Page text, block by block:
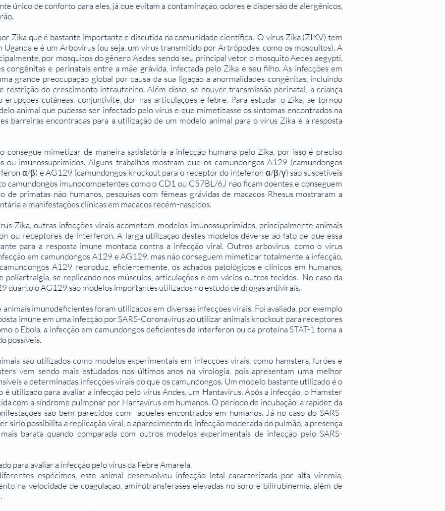
único de conforto para eles, já que evitam a contaminação, odores e dispersão de alergênicos,
Zika que é bastante importante e discutida na comunidade científica. O vírus Zika (ZIKV) tem
e é um Arbovírus (ou seja, um vírus transmitido por Artrópodes, como os mosquitos). A
por mosquitos do gênero Aedes, sendo seu principal vetor o mosquito Aedes aegypti.
congênitas e perinatais entre a mãe grávida, infectada pelo Zika e seu filho. As infecções em
grande preocupação global por causa da sua ligação a anormalidades congênitas, incluindo
restrição do crescimento intrauterino. Além disso, se houver transmissão perinatal, a criança
erupções cutâneas, conjuntivite, dor nas articulações e febre. Para estudar o Zika, se tornou
animal que pudesse ser infectado pelo vírus e que mimetizasse os sintomas encontrados na
barreiras encontradas para a utilização de um modelo animal para o vírus Zika é a resposta
consegue mimetizar de maneira satisfatória a infecção humana pelo Zika, por isso é preciso
imunossuprimidos. Alguns trabalhos mostram que os camundongos A129 (camundongos
α/β) e AG129 (camundongos knockout para o receptor do inteferon α/β/γ) são suscetíveis
camundongos imunocompetentes como o CD1 ou C57BL/6J não ficam doentes e conseguem
de primatas não humanos, pesquisas com fêmeas grávidas de macacos Rhesus mostraram a
e manifestações clínicas em macacos recém-nascidos.
Zika, outras infecções virais acometem modelos imunossuprimidos, principalmente animais
ou receptores de interferon. A larga utilização destes modelos deve-se ao fato de que essa
para a resposta imune montada contra a infecção viral. Outros arbovírus, como o vírus
em camundongos A129 e AG129, mas não conseguem mimetizar totalmente a infecção.
A129 reproduz, eficientemente, os achados patológicos e clínicos em humanos,
poliartralgia, se replicando nos músculos, articulações e em vários outros tecidos. No caso da
quanto o AG129 são modelos importantes utilizados no estudo de drogas antivirais.
imunodeficientes foram utilizados em diversas infecções virais. Foi avaliada, por exemplo
imune em uma infecção por SARS-Coronavírus ao utilizar animais knockout para receptores
o Ebola, a infecção em camundongos deficientes de interferon ou da proteína STAT-1 torna a
possíveis.
são utilizados como modelos experimentais em infecções virais, como hamsters, furões e
vem sendo mais estudados nos últimos anos na virologia, pois apresentam uma melhor
a determinadas infecções virais do que os camundongos. Um modelo bastante utilizado é o
utilizado para avaliar a infecção pelo vírus Andes, um Hantavírus. Após a infecção, o Hamster
com a síndrome pulmonar por Hantavírus em humanos. O período de incubação, a rapidez da
são bem parecidos com aqueles encontrados em humanos. Já no caso do SARS-
sírio possibilita a replicação viral, o aparecimento de infecção moderada do pulmão, a presença
barata quando comparada com outros modelos experimentais de infecção pelo SARS-
para avaliar a infecção pelo vírus da Febre Amarela.
espécimes, este animal desenvolveu infecção letal caracterizada por alta viremia,
na velocidade de coagulação, aminotransferases elevadas no soro e bilirubinemia, além de